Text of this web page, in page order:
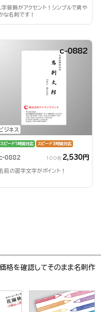
L字装飾がアクセント！シンプルで爽や
な名刺です！
ジネス
c-0882
スピード1時間対応 スピード3時間対応
0882 100枚 2,530円
前の習字文字がポイント！
格を確認してそのまま名刺作